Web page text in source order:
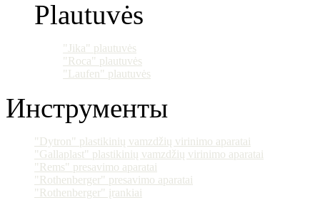
Plautuvės
"Jika" plautuvės
"Roca" plautuvės
"Laufen" plautuvės
Инструменты
"Dytron" plastikinių vamzdžių virinimo aparatai
"Gallaplast" plastikinių vamzdžių virinimo aparatai
"Rems" presavimo aparatai
"Rothenberger" presavimo aparatai
"Rothenberger" įrankiai